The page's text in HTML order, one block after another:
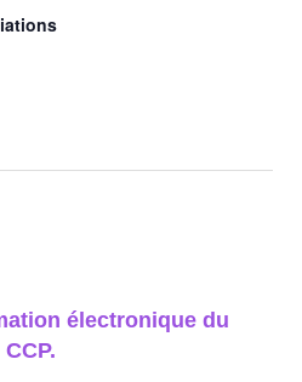
électronique du
CCP.